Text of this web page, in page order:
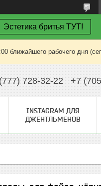
Эстетика бритья ТУТ!
ближайшего рабочего дня
728-32-22 +7
INSTAGRAM ДЛЯ
ДЖЕНТЛЬМЕНОВ